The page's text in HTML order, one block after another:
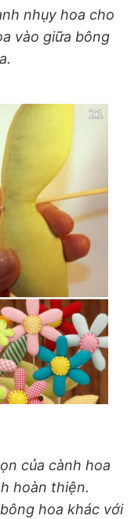
nhụy hoa cho
vào giữa bông
của cành hoa
hoàn thiện.
hoa khác với